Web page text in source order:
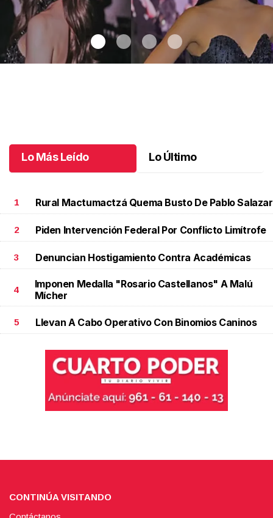
Lo Más Leído Lo Último
1 Rural Mactumactzá Quema Busto De Pablo Salazar
2 Piden Intervención Federal Por Conflicto Limítrofe
3 Denuncian Hostigamiento Contra Académicas
4
Imponen Medalla "Rosario Castellanos" A Malú
Mícher
5 Llevan A Cabo Operativo Con Binomios Caninos
CONTINÚA VISITANDO